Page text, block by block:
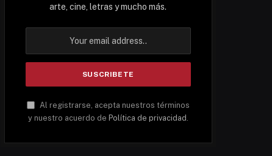
arte, cine, letras y mucho más.
Al registrarse, acepta nuestros términos
y nuestro acuerdo de Política de privacidad